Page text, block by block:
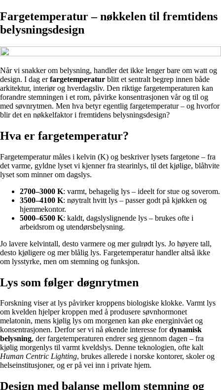
Fargetemperatur – nøkkelen til fremtidens
belysningsdesign
Når vi snakker om belysning, handler det ikke lenger bare om watt og
design. I dag erfargetemperatur blitt et sentralt begrep innen både
arkitektur, interiør og hverdagsliv. Den riktige fargetemperaturen kan
forandre stemningen i et rom, påvirke konsentrasjonen vår og til og
med søvnrytmen. Men hva betyr egentlig fargetemperatur – og hvorfor
blir det en nøkkelfaktor i fremtidens belysningsdesign?
Hva er fargetemperatur?
Fargetemperatur måles i kelvin (K) og beskriver lysets fargetone – fra
det varme, gyldne lyset vi kjenner fra stearinlys, til det kjølige, blåhvite
lyset som minner om dagslys.
2700–3000 K: varmt, behagelig lys – ideelt for stue og soverom.
3500–4100 K: nøytralt hvitt lys – passer godt på kjøkken og
hjemmekontor.
5000–6500 K: kaldt, dagslyslignende lys – brukes ofte i
arbeidsrom og utendørsbelysning.
Jo lavere kelvintall, desto varmere og mer gulrødt lys. Jo høyere tall,
desto kjøligere og mer blålig lys. Fargetemperatur handler altså ikke
om lysstyrke, men om stemning og funksjon.
Lys som følger døgnrytmen
Forskning viser at lys påvirker kroppens biologiske klokke. Varmt lys
om kvelden hjelper kroppen med å produsere søvnhormonet
melatonin, mens kjølig lys om morgenen kan øke energinivået og
konsentrasjonen. Derfor ser vi nå økende interesse fordynamisk
belysning, der fargetemperaturen endrer seg gjennom dagen – fra
kjølig morgenlys til varmt kveldslys. Denne teknologien, ofte kalt
Human Centric Lighting, brukes allerede i norske kontorer, skoler og
helseinstitusjoner, og er på vei inn i private hjem.
Design med balanse mellom stemning og